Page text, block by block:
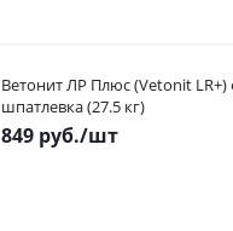
Ветонит ЛР Плюс (Vetonit
шпатлевка (27.5 кг)
849 руб./шт